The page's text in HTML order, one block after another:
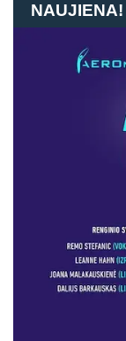
NAUJIENA!